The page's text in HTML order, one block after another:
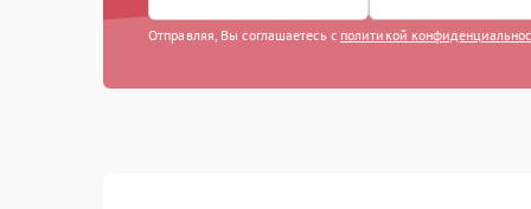
Отправляя, Вы соглашаетесь с политикой